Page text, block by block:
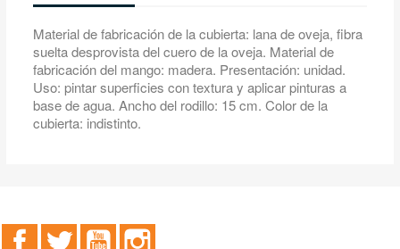
Material de fabricación de la cubierta: lana de oveja, fibra
suelta desprovista del cuero de la oveja. Material de
fabricación del mango: madera. Presentación: unidad.
Uso: pintar superficies con textura y aplicar pinturas a
base de agua. Ancho del rodillo: 15 cm. Color de la
cubierta: indistinto.
FacebookTwitter YouTube